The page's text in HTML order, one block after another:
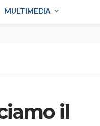
MULTIMEDIA
il